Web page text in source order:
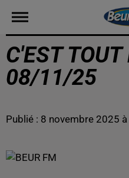
C'EST
08/11/25
Publié : 8 novembre 2025